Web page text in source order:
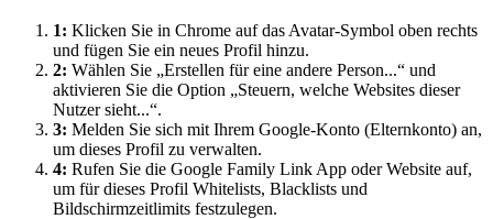
1: Klicken Sie in Chrome auf das Avatar-Symbol oben rechts
und fügen Sie ein neues Profil hinzu.
2: Wählen Sie „Erstellen für eine andere Person...“ und
aktivieren Sie die Option „Steuern, welche Websites dieser
Nutzer sieht...“.
3: Melden Sie sich mit Ihrem Google-Konto (Elternkonto) an,
um dieses Profil zu verwalten.
4: Rufen Sie die Google Family Link App oder Website auf,
um für dieses Profil Whitelists, Blacklists und
Bildschirmzeitlimits festzulegen.